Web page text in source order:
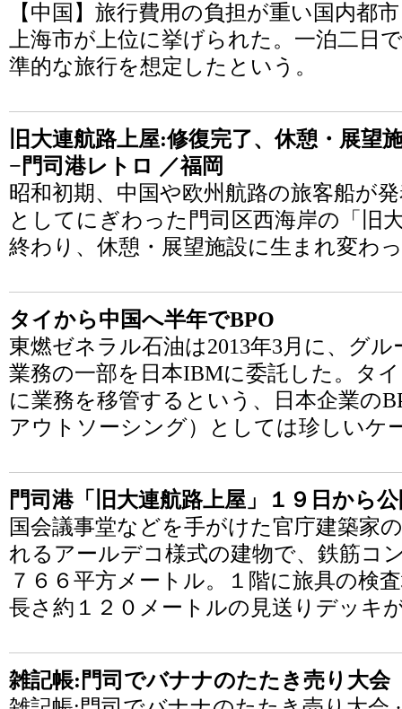
【中国】旅行費用の負担が重い国内都
上海市が上位に挙げられた。一泊二日
準的な旅行を想定したという。
旧大連航路上屋:修復完了、休憩・展望
−門司港レトロ ／福岡
昭和初期、中国や欧州航路の旅客船が
としてにぎわった門司区西海岸の「旧
終わり、休憩・展望施設に生まれ変わ
タイから中国へ半年でBPO
東燃ゼネラル石油は2013年3月に、グ
業務の一部を日本IBMに委託した。タ
に業務を移管するという、日本企業の
アウトソーシング）としては珍しいケ
門司港「旧大連航路上屋」１９日から
国会議事堂などを手がけた官庁建築家
れるアールデコ様式の建物で、鉄筋コ
７６６平方メートル。１階に旅具の検
長さ約１２０メートルの見送りデッキ
雑記帳:門司でバナナのたたき売り大会